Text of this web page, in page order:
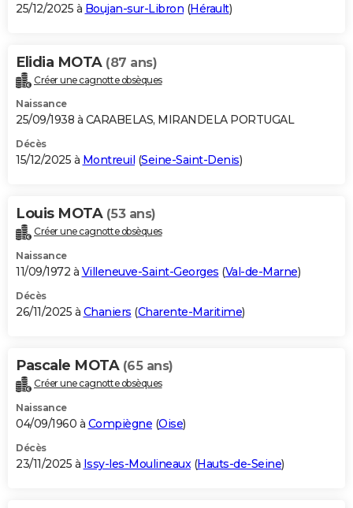
25/12/2025 à Boujan-sur-Libron (Hérault)
Elidia MOTA (87 ans)
Créer une cagnotte obsèques
Naissance
25/09/1938 à CARABELAS, MIRANDELA PORTUGAL
Décès
15/12/2025 à Montreuil (Seine-Saint-Denis)
Louis MOTA (53 ans)
Créer une cagnotte obsèques
Naissance
11/09/1972 à Villeneuve-Saint-Georges (Val-de-Marne)
Décès
26/11/2025 à Chaniers (Charente-Maritime)
Pascale MOTA (65 ans)
Créer une cagnotte obsèques
Naissance
04/09/1960 à Compiègne (Oise)
Décès
23/11/2025 à Issy-les-Moulineaux(Hauts-de-Seine)